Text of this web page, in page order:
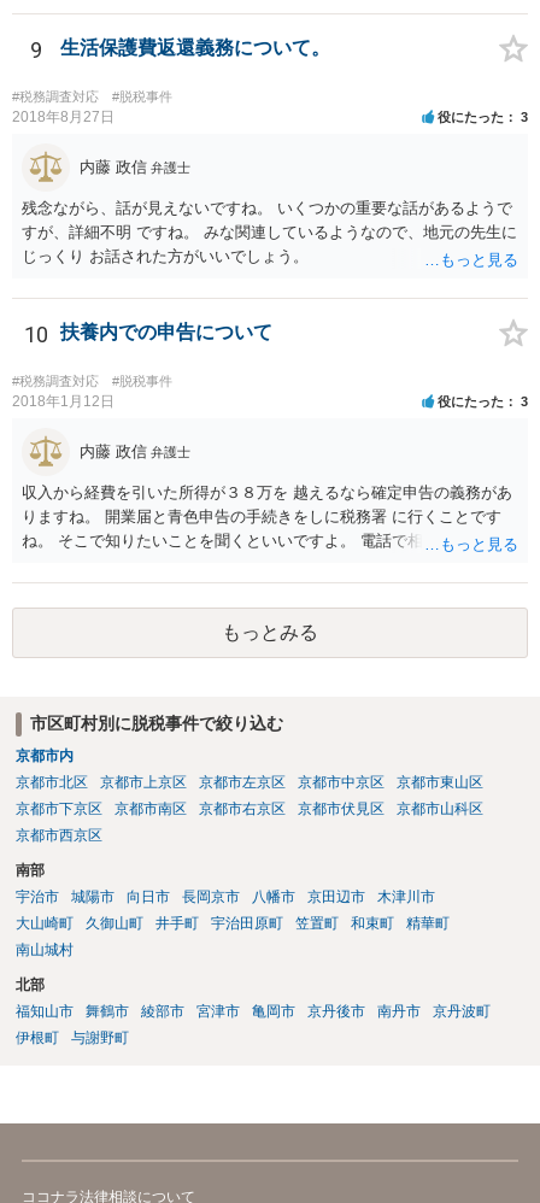
書の金額や記載と振込額がズレているのでややこしい瞬間は生じるよ
うに思いますが、間違えず記帳できるのであれば同じく問題はありま
にしっかりと確認してみても良いかもしれません。
9 生活保護費返還義務について。
#税務調査対応 #脱税事件
2018年8月27日 役にたった 3
内藤 政信 弁護士
残念ながら、話が見えないですね。 いくつかの重要な話があるようで
すが、詳細不明 ですね。 みな関連しているようなので、地元の先生に
じっくり お話された方がいいでしょう。
10 扶養内での申告について
#税務調査対応 #脱税事件
2018年1月12日 役にたった 3
内藤 政信 弁護士
収入から経費を引いた所得が３８万を 越えるなら確定申告の義務があ
りますね。 開業届と青色申告の手続きをしに税務署 に行くことです
ね。 そこで知りたいことを聞くといいですよ。 電話で相談にいくこと
もっとみる
市区町村別に脱税事件で絞り込む
京都市内
京都市北区
京都市上京区 京都市左京区 京都市中京区
京都市東山区
京都市下京区
京都市南区 京都市右京区 京都市伏見区
京都市山科区
京都市西京区
南部
宇治市
城陽市 向日市 長岡京市 八幡市 京田辺市
木津川市
大山崎町
久御山町 井手町 宇治田原町 笠置町 和束町
精華町
南山城村
北部
福知山市
舞鶴市 綾部市 宮津市 亀岡市 京丹後市 南丹市
京丹波町
伊根町
与謝野町
ココナラ法律相談について